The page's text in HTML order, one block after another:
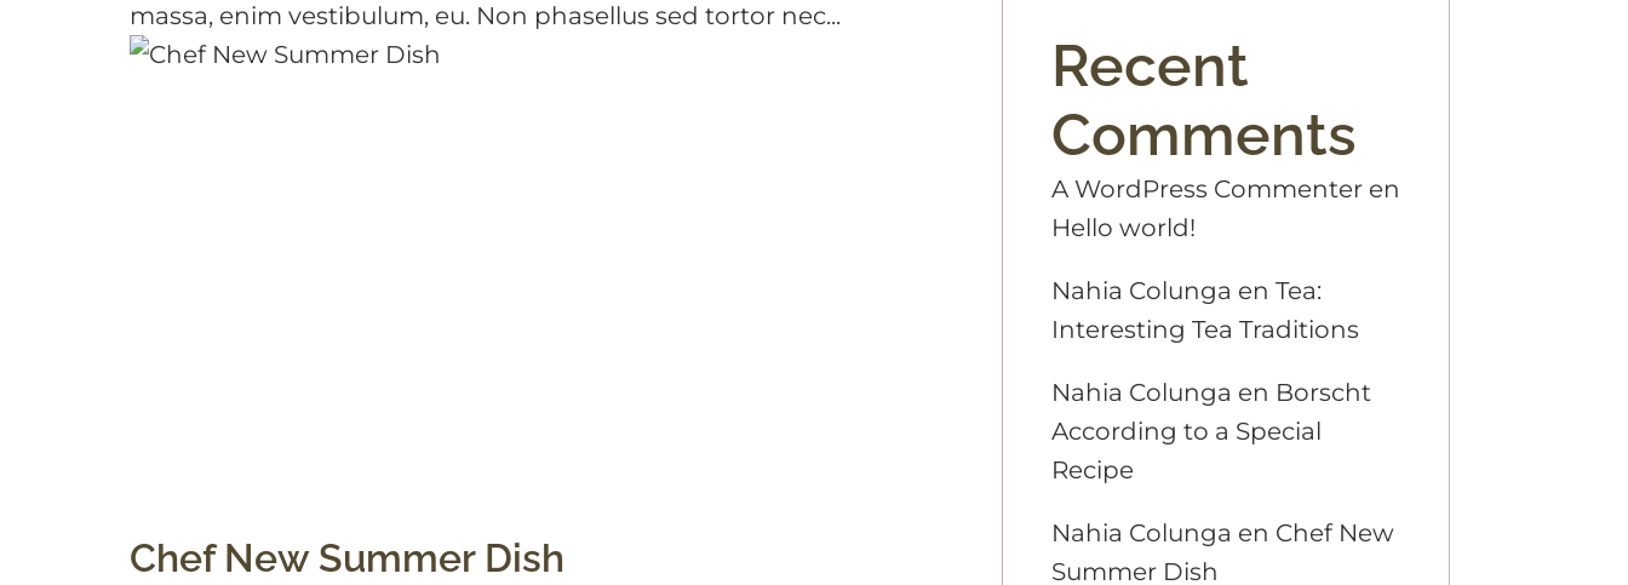
massa, enim vestibulum, eu. Non phasellus sed tortor nec...
Chef New Summer Dish
Recent
Comments
A WordPress Commenter en
Hello world!
Nahia Colunga en Tea:
Interesting Tea Traditions
Nahia Colunga en Borscht
According to a Special
Recipe
Nahia Colunga en Chef New
Summer Dish